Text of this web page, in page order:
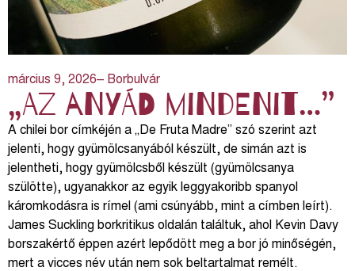
március 9, 2026– Borbulvár
„Az anyád mindenit…”
A chilei bor címkéjén a „De Fruta Madre” szó szerint azt
jelenti, hogy gyümölcsanyából készült, de simán azt is
jelentheti, hogy gyümölcsből készült (gyümölcsanya
szülötte), ugyanakkor az egyik leggyakoribb spanyol
káromkodásra is rímel (ami csúnyább, mint a címben leírt).
James Suckling borkritikus oldalán találtuk, ahol Kevin Davy
borszakértő éppen azért lepődött meg a bor jó minőségén,
mert a vicces név után nem sok beltartalmat remélt.